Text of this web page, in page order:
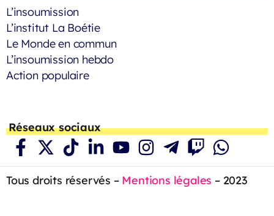
L’insoumission
L’institut La Boétie
Le Monde en commun
L’insoumission hebdo
Action populaire
Réseaux sociaux
Tous droits réservés – Mentions légales – 2023